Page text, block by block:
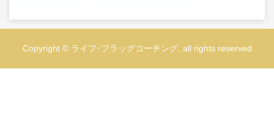
Copyright © ライフ･フラッグコーチング, all rights reserved